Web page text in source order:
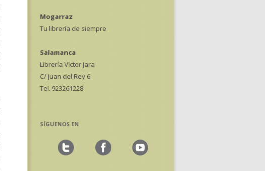
Mogarraz
Tu librería de siempre
Salamanca
Librería Víctor Jara
C/ Juan del Rey 6
Tel. 923261228
SÍGUENOS EN